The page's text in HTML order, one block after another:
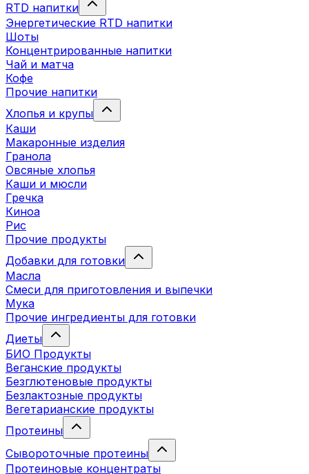
RTD напитки
Энергетические RTD напитки
Шоты
Концентрированные напитки
Чай и матча
Кофе
Прочие напитки
Хлопья и крупы
Каши
Макаронные изделия
Гранола
Овсяные хлопья
Каши и мюсли
Гречка
Киноа
Рис
Прочие продукты
Добавки для готовки
Масла
Смеси для приготовления и выпечки
Мука
Прочие ингредиенты для готовки
Диеты
БИО Продукты
Веганские продукты
Безглютеновые продукты
Безлактозные продукты
Вегетарианские продукты
Протеины
Сывороточные протеины
Протеиновые концентраты